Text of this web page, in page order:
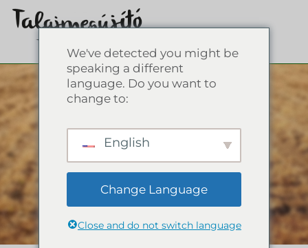
Sporočila za javnost
V bazi znanja si oglejte
naše prispevke na
blogu, glosar, dogodke,
na katerih se je
predstavljalo združenje,
in naše prispevke v
medijih.
We've detected you might be
speaking a different
language. Do you want to
change to:
English
Change Language
Close and do not switch language